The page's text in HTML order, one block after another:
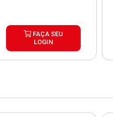
FAÇA SEU
LOGIN